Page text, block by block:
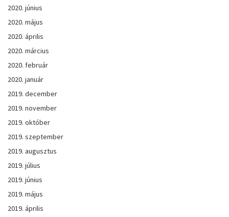
2020. június
2020. május
2020. április
2020. március
2020. február
2020. január
2019. december
2019. november
2019. október
2019. szeptember
2019. augusztus
2019. július
2019. június
2019. május
2019. április